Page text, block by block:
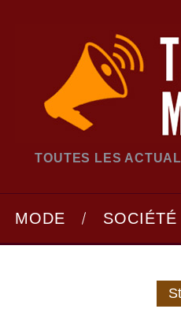
TOUTES LES
MODE SOCIÉTÉ